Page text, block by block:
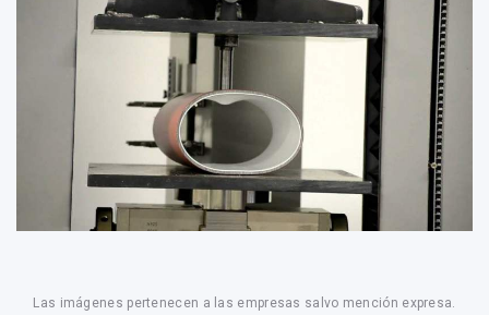
Las imágenes pertenecen a las empresas salvo mención expresa.